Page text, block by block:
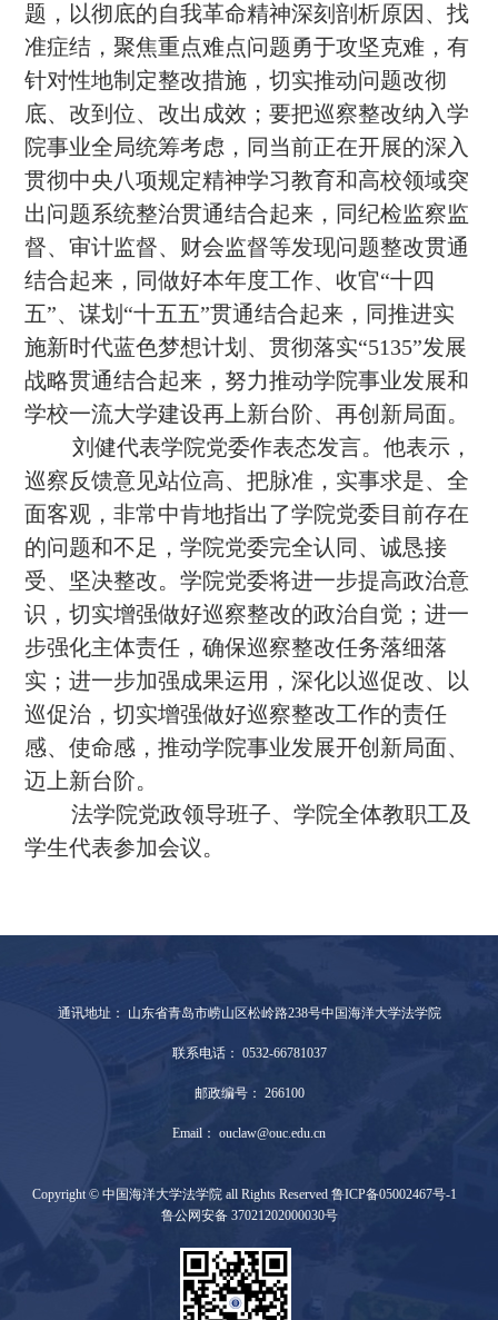
题，以彻底的自我革命精神深刻剖析原因、找
准症结，聚焦重点难点问题勇于攻坚克难，有
针对性地制定整改措施，切实推动问题改彻
底、改到位、改出成效；要把巡察整改纳入学
院事业全局统筹考虑，同当前正在开展的深入
贯彻中央八项规定精神学习教育和高校领域突
出问题系统整治贯通结合起来，同纪检监察监
督、审计监督、财会监督等发现问题整改贯通
结合起来，同做好本年度工作、收官“十四
五”、谋划“十五五”贯通结合起来，同推进实
施新时代蓝色梦想计划、贯彻落实“5135”发展
战略贯通结合起来，努力推动学院事业发展和
学校一流大学建设再上新台阶、再创新局面。
刘健代表学院党委作表态发言。他表示，
巡察反馈意见站位高、把脉准，实事求是、全
面客观，非常中肯地指出了学院党委目前存在
的问题和不足，学院党委完全认同、诚恳接
受、坚决整改。学院党委将进一步提高政治意
识，切实增强做好巡察整改的政治自觉；进一
步强化主体责任，确保巡察整改任务落细落
实；进一步加强成果运用，深化以巡促改、以
巡促治，切实增强做好巡察整改工作的责任
感、使命感，推动学院事业发展开创新局面、
迈上新台阶。
法学院党政领导班子、学院全体教职工及
学生代表参加会议。
通讯地址： 山东省青岛市崂山区松岭路238号中国海洋大学法学院
联系电话： 0532-66781037
邮政编号： 266100
Email： ouclaw@ouc.edu.cn
Copyright © 中国海洋大学法学院 all Rights Reserved 鲁ICP备05002467号-1
鲁公网安备 37021202000030号